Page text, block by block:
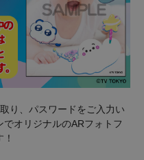
り、パスワードをご入力い
オリジナルのARフォトフ